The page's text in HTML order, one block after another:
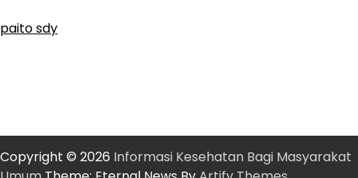
paito sdy
Copyright © 2026 Informasi Kesehatan Bagi Masyarakat